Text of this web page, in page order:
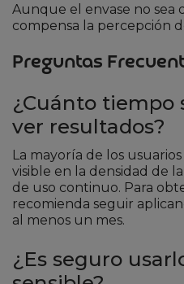
Aunque el envase no sea
compensa la percepción
Preguntas
¿Cuánto tiempo
ver resultados?
La mayoría de los
visible en la densidad de
de uso continuo. Para
recomienda seguir
al menos un mes.
¿Es seguro